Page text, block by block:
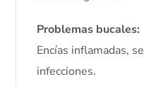
Problemas bucales:
Encías inflamadas,
infecciones.